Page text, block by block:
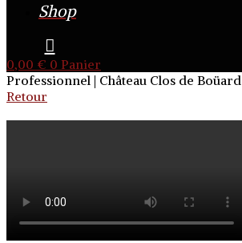
Shop
0,00 € 0 Panier
Professionnel | Château Clos de Boüard
Retour